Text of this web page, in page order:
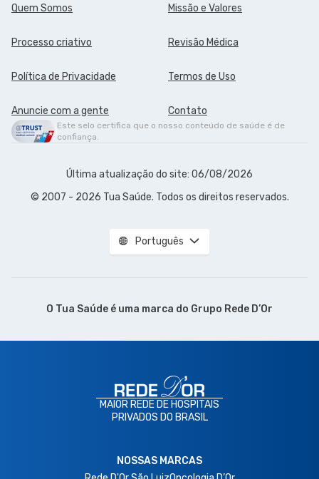
Quem Somos Missão e Valores
Processo criativo Revisão Médica
Política de Privacidade Termos de Uso
Anuncie com a gente Contato
Este selo certifica que o nosso conteúdo de saúde é de
confiança.
Última atualização do site: 06/08/2026
© 2007 - 2026 Tua Saúde. Todos os direitos reservados.
Português
O Tua Saúde é uma marca do Grupo Rede D’Or
MAIOR REDE DE HOSPITAIS
PRIVADOS DO BRASIL
NOSSAS MARCAS